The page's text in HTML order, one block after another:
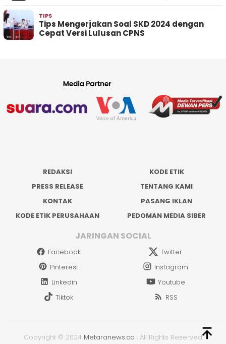
TIPS
Tips Mengerjakan Soal SKD 2024 dengan
Cepat Versi Lulusan CPNS
REDAKSI
KODE ETIK
PRESS RELEASE
TENTANG KAMI
KONTAK
PASANG IKLAN
KODE ETIK PERUSAHAAN
PEDOMAN MEDIA SIBER
JARINGAN SOCIAL
Facebook
Twitter
Pinterest
Instagram
Linkedin
Youtube
Tiktok
RSS
Copyright © 2024 Metaranews.co . All Rights Reserved